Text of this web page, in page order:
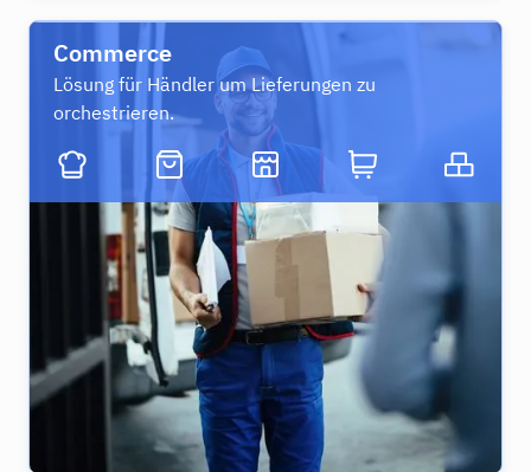
Commerce
Lösung für Händler um Lieferungen zu
orchestrieren.